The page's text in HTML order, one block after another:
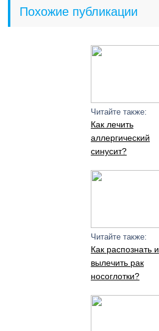
Похожие публикации
Читайте также:
Как лечить
аллергический
синусит?
Читайте также:
Как распознать и
вылечить рак
носоглотки?